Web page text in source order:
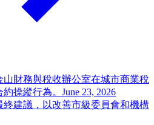
財務與稅收辦公室在城市商業稅
操縱行為。 June 23, 2026
建議，以改善市級委員會和機構